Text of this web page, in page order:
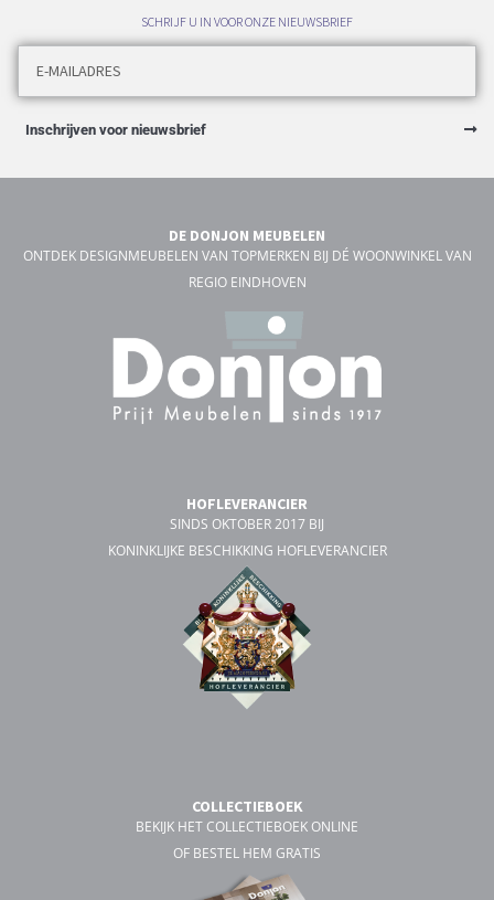
SCHRIJF U IN VOOR ONZE NIEUWSBRIEF
Inschrijven voor nieuwsbrief
DE DONJON MEUBELEN
ONTDEK DESIGNMEUBELEN VAN TOPMERKEN BIJ DÉ WOONWINKEL VAN
REGIO EINDHOVEN
HOFLEVERANCIER
SINDS OKTOBER 2017 BIJ
KONINKLIJKE BESCHIKKING HOFLEVERANCIER
COLLECTIEBOEK
BEKIJK HET COLLECTIEBOEK ONLINE
OF BESTEL HEM GRATIS